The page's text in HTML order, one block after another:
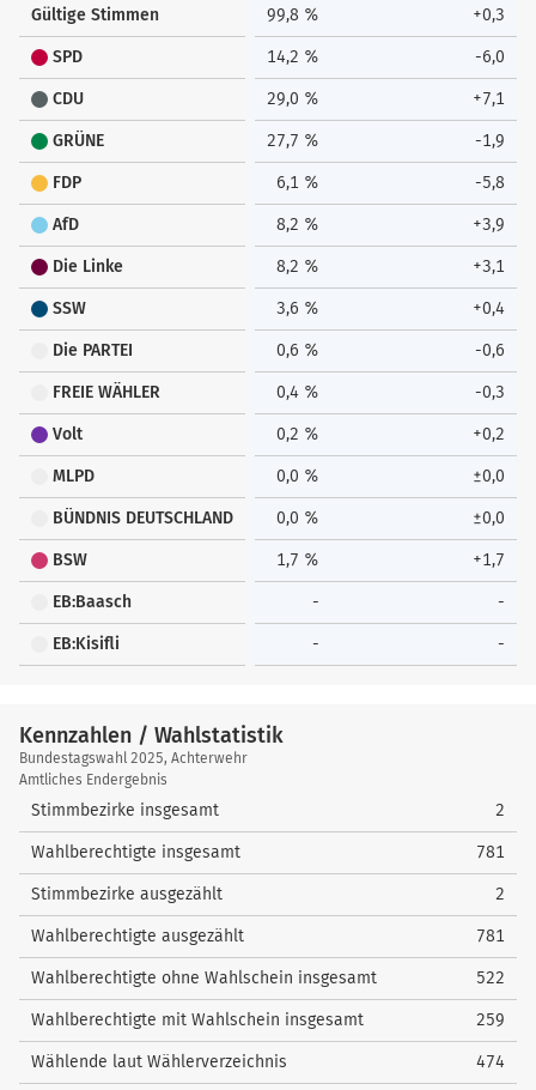
Gültige Stimmen 99,8 % +0,3
SPD 14,2 % -6,0
CDU 29,0 % +7,1
GRÜNE 27,7 % -1,9
FDP 6,1 % -5,8
AfD 8,2 % +3,9
Die Linke 8,2 % +3,1
SSW 3,6 % +0,4
Die PARTEI 0,6 % -0,6
FREIE WÄHLER 0,4 % -0,3
Volt 0,2 % +0,2
MLPD 0,0 % ±0,0
BÜNDNIS DEUTSCHLAND 0,0 % ±0,0
BSW 1,7 % +1,7
EB:Baasch - -
EB:Kisifli - -
Kennzahlen / Wahlstatistik
Kennzahlen
/
Wahlstatistik
Bundestagswahl 2025, Achterwehr
Amtliches Endergebnis
Stimmbezirke insgesamt 2
Wahlberechtigte insgesamt 781
Stimmbezirke ausgezählt 2
Wahlberechtigte ausgezählt 781
Wahlberechtigte ohne Wahlschein insgesamt 522
Wahlberechtigte mit Wahlschein insgesamt 259
Wählende laut Wählerverzeichnis 474